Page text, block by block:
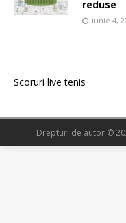
reduse
iunie 4,
Scoruri live tenis
Drepturi de autor ©